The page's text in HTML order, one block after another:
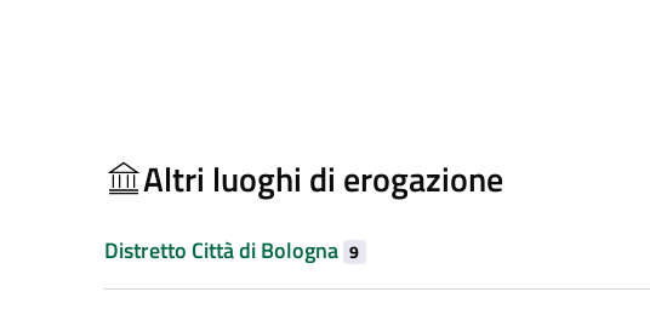
Altri luoghi di erogazione
Distretto Città di Bologna 9